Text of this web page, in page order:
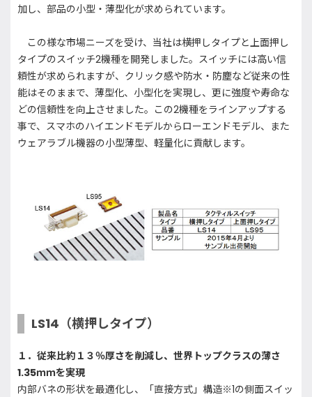
加し、部品の小型・薄型化が求められています。
この様な市場ニーズを受け、当社は横押しタイプと上面押し
タイプのスイッチ2機種を開発しました。スイッチには高い信
頼性が求められますが、クリック感や防水・防塵など従来の性
能はそのままで、薄型化、小型化を実現し、更に強度や寿命な
どの信頼性を向上させました。この2機種をラインアップする
事で、スマホのハイエンドモデルからローエンドモデル、また
ウェアラブル機器の小型薄型、軽量化に貢献します。
LS14（横押しタイプ）
１．従来比約１３％厚さを削減し、世界トップクラスの薄さ
1.35ｍｍを実現
内部バネの形状を最適化し、「直接方式」構造※1の側面スイッ